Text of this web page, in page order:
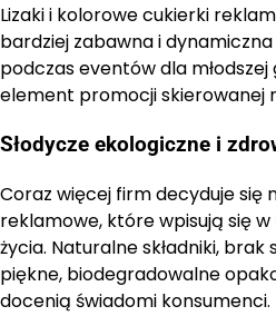
Lizaki i kolorowe cukierki
bardziej zabawna i
podczas eventów dla
element promocji skierowanej
Słodycze ekologiczne i
Coraz więcej firm decyduje się
reklamowe, które wpisują się
życia. Naturalne składniki,
piękne, biodegradowalne
docenią świadomi konsumenci.